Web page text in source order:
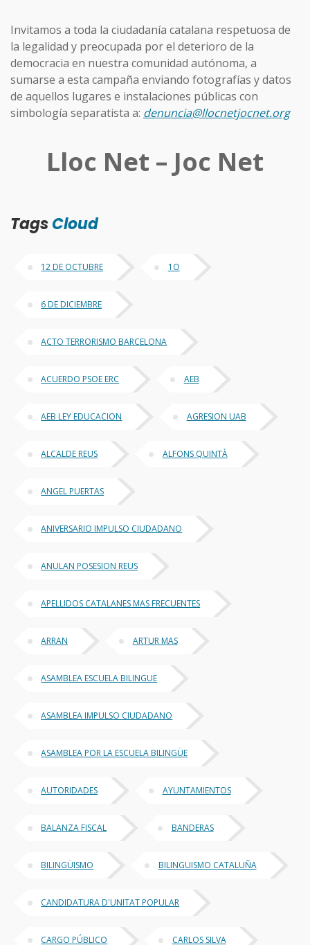
Invitamos a toda la ciudadanía catalana respetuosa de
la legalidad y preocupada por el deterioro de la
democracia en nuestra comunidad autónoma, a
sumarse a esta campaña enviando fotografías y datos
de aquellos lugares e instalaciones públicas con
simbología separatista a: denuncia@llocnetjocnet.org
Lloc Net – Joc Net
TagsCloud
12 DE OCTUBRE 1O
6 DE DICIEMBRE
ACTO TERRORISMO BARCELONA
ACUERDO PSOE ERC AEB
AEB LEY EDUCACION AGRESION UAB
ALCALDE REUS ALFONS QUINTÀ
ANGEL PUERTAS
ANIVERSARIO IMPULSO CIUDADANO
ANULAN POSESION REUS
APELLIDOS CATALANES MAS FRECUENTES
ARRAN ARTUR MAS
ASAMBLEA ESCUELA BILINGUE
ASAMBLEA IMPULSO CIUDADANO
ASAMBLEA POR LA ESCUELA BILINGÜE
AUTORIDADES AYUNTAMIENTOS
BALANZA FISCAL BANDERAS
BILINGÜISMO BILINGUISMO CATALUÑA
CANDIDATURA D'UNITAT POPULAR
CARGO PÚBLICO CARLOS SILVA